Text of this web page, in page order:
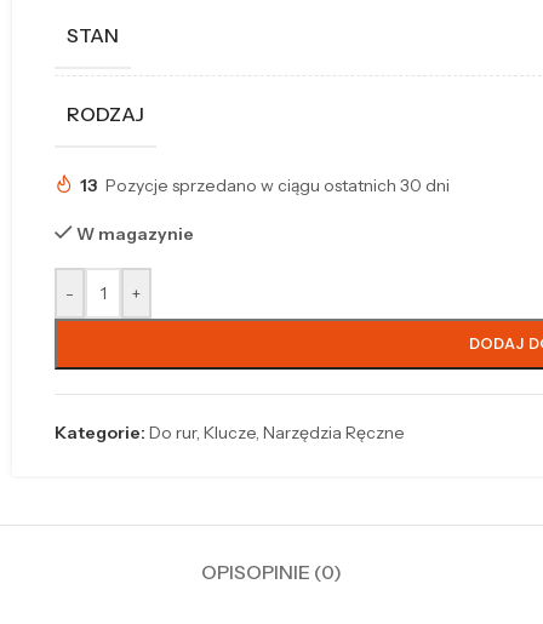
STAN
RODZAJ
13 Pozycje sprzedano w ciągu ostatnich 30 dni
W magazynie
- +
DODAJ
Kategorie: Do rur, Klucze, Narzędzia Ręczne
OPISOPINIE (0)